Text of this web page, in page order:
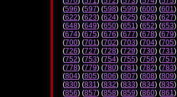
(596) (597) (598) (599) (600) (601
(622) (623) (624) (625) (626) (627
(648) (649) (650) (651) (652) (653
(674) (675) (676) (677) (678) (679
(700) (701) (702) (703) (704) (705
(726) (727) (728) (729) (730) (731
(752) (753) (754) (755) (756) (757
(778) (779) (780) (781) (782) (783
(804) (805) (806) (807) (808) (809
(830) (831) (832) (833) (834) (835
(856) (857) (858) (859) (860) (861